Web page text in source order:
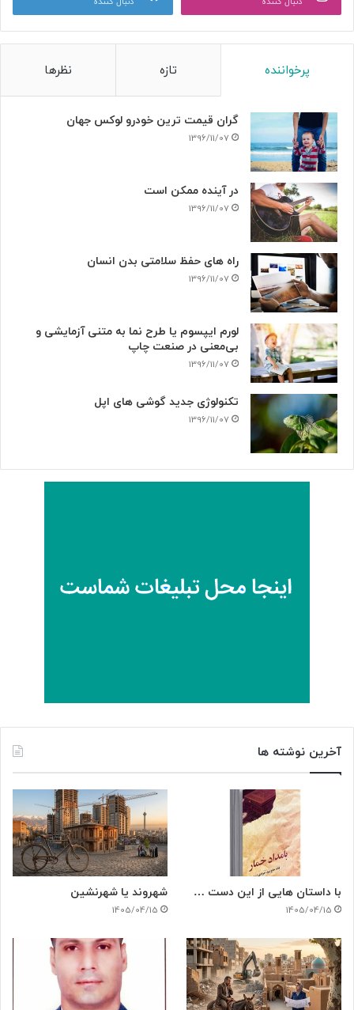
پرخواننده تازه نظرها
گران قیمت ترین خودرو لوکس جهان
1396/11/07
در آینده ممکن است
1396/11/07
راه های حفظ سلامتی بدن انسان
1396/11/07
لورم ایپسوم یا طرح‌ نما به متنی آزمایشی و
بی‌معنی در صنعت چاپ
1396/11/07
تکنولوژی جدید گوشی های اپل
1396/11/07
آخرین نوشته ها
با داستان هایی از این دست …
1405/04/15
شهروند یا شهرنشین
1405/04/15